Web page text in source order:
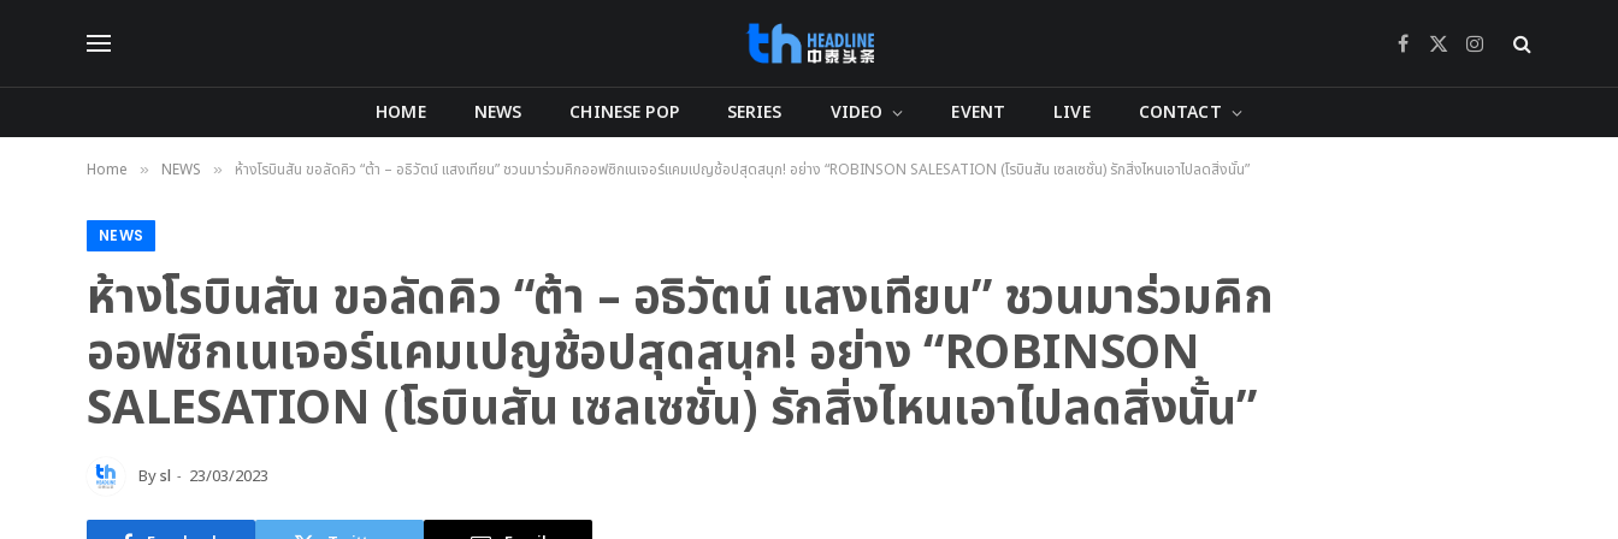
Facebook
X
Instagram
HOME NEWS CHINESE POP SERIES VIDEO EVENT LIVE CONTACT
Home » NEWS » ห้างโรบินสัน ขอลัดคิว “ต้า – อธิวัตน์ แสงเทียน” ชวนมาร่วมคิกออฟซิกเนเจอร์แคมเปญช้อปสุดสนุก! อย่าง “ROBINSON SALESATION (โรบินสัน เซลเซชั่น) รักสิ่งไหนเอาไปลดสิ่งนั้น”
NEWS
ห้างโรบินสัน ขอลัดคิว “ต้า – อธิวัตน์ แสงเทียน” ชวนมาร่วมคิก
ออฟซิกเนเจอร์แคมเปญช้อปสุดสนุก! อย่าง “ROBINSON
SALESATION (โรบินสัน เซลเซชั่น) รักสิ่งไหนเอาไปลดสิ่งนั้น”
Bysl 23/03/2023